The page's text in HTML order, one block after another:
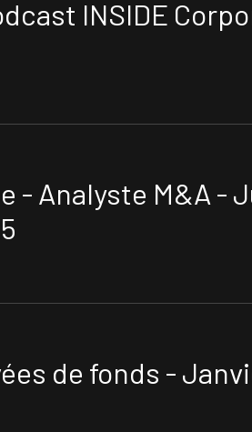
INSIDE
- Analyste M&A -
de fonds -